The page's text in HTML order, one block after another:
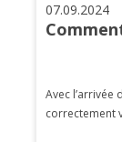
07.09.2024
Avec l’arrivée
correctement